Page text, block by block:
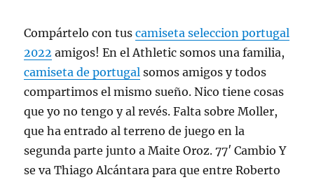
Compártelo con tuscamiseta seleccion portugal
2022 amigos! En el Athletic somos una familia,
camiseta de portugal somos amigos y todos
compartimos el mismo sueño. Nico tiene cosas
que yo no tengo y al revés. Falta sobre Moller,
que ha entrado al terreno de juego en la
segunda parte junto a Maite Oroz. 77′ Cambio Y
se va Thiago Alcántara para que entre Roberto